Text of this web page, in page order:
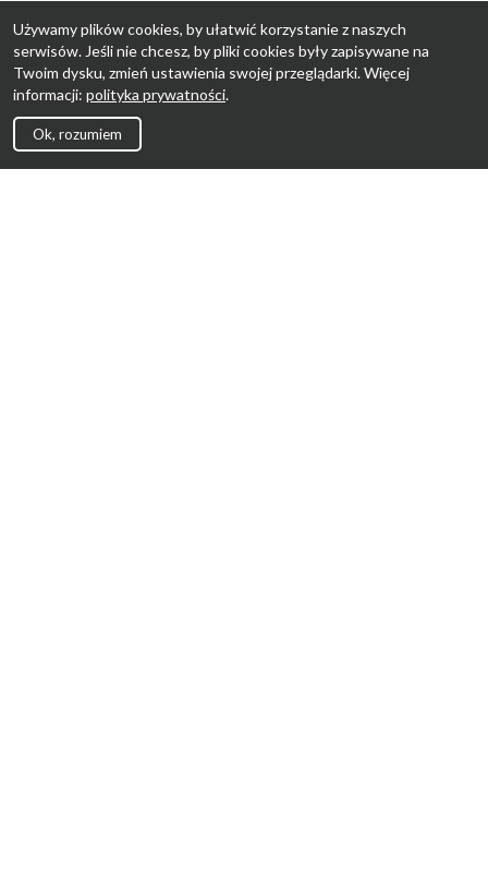
Używamy plików cookies, by ułatwić korzystanie z naszych
serwisów. Jeśli nie chcesz, by pliki cookies były zapisywane na
Twoim dysku, zmień ustawienia swojej przeglądarki. Więcej
informacji: polityka prywatności.
Ok, rozumiem